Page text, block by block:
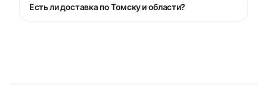
Есть ли доставка по Томску и области?